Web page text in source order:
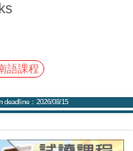
語課程
deadline：2026/08/15